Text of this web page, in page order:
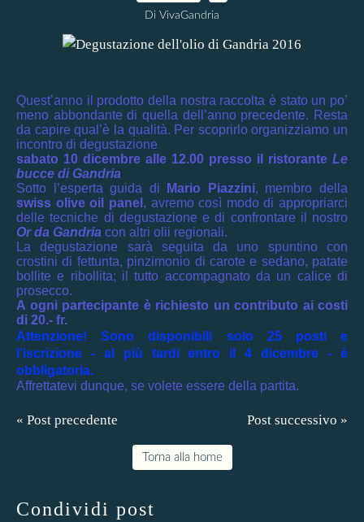
Di VivaGandria
Quest’anno il prodotto della nostra raccolta è stato un po’
meno abbondante di quella dell’anno precedente. Resta
da capire qual’è la qualità. Per scoprirlo organizziamo un
incontro di degustazione
sabato 10 dicembre alle 12.00 presso il ristorante Le
bucce di Gandria
Sotto l’esperta guida di
Mario Piazzini, membro della
swiss olive oil panel , avremo così modo di appropriarci
delle tecniche di degustazione e di confrontare il nostro
Or da Gandria con altri olii regionali.
La degustazione sarà seguita da uno spuntino con
crostini di fettunta, pinzimonio di carote e sedano, patate
bollite e ribollita; il tutto accompagnato da un calice di
prosecco.
A ogni partecipante è richiesto un contributo ai costi
di 20.- fr.
Attenzione! Sono disponibili solo 25 posti e
l’iscrizione - al più tardi entro il 4 dicembre - è
obbligatoria.
Affrettatevi dunque, se volete essere della partita.
« Post precedente Post successivo »
Torna alla home
Condividi post